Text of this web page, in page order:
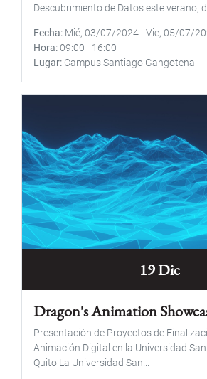
Descubrimiento de Datos este verano,
Fecha Mié, 03/07/2024-Vie, 05/07/
Hora 09:00 - 16:00
Lugar Campus Santiago Gangotena
19 Dic
Dragon's Animation
Presentación de Proyectos de
Animación Digital en la Universidad
Quito La Universidad San...